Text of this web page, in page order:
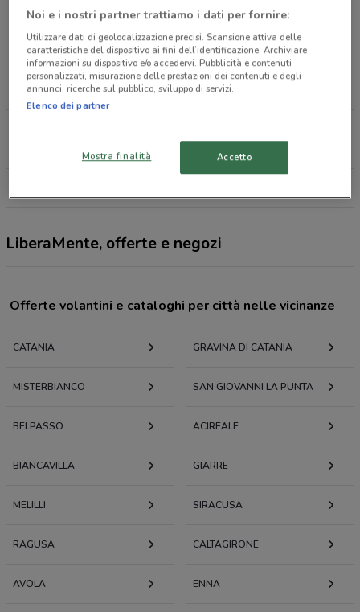
Corso Sicilia, 50 Catania
1.1 km
APERTO
Viale Mario Rapisardi 234/258 Catania
1.2 km
1.3 km
CHIUSO
LiberaMente, offerte e negozi
Offerte volantini e cataloghi per città nelle vicinanze
CATANIA GRAVINA DI CATANIA
MISTERBIANCO SAN GIOVANNI LA PUNTA
BELPASSO ACIREALE
BIANCAVILLA GIARRE
MELILLI SIRACUSA
RAGUSA CALTAGIRONE
AVOLA ENNA
Noi e i nostri partner trattiamo i dati per fornire:
Utilizzare dati di geolocalizzazione precisi. Scansione attiva delle
caratteristiche del dispositivo ai fini dell’identificazione. Archiviare
informazioni su dispositivo e/o accedervi. Pubblicità e contenuti
personalizzati, misurazione delle prestazioni dei contenuti e degli
annunci, ricerche sul pubblico, sviluppo di servizi.
Elenco dei partner
Mostra finalità Accetto